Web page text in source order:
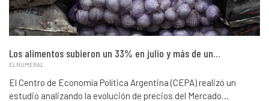
Los alimentos subieron un 33% en julio y más de un…
ELNUMERAL
El Centro de Economía Política Argentina (CEPA) realizó un
estudio analizando la evolución de precios del Mercado…